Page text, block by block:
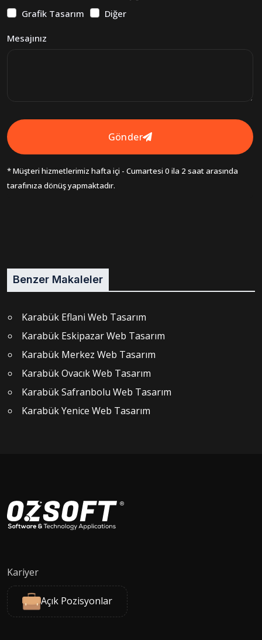
Grafik Tasarım
Diğer
Mesajınız
Gönder
* Müşteri hizmetlerimiz hafta içi - Cumartesi 0 ila 2 saat arasında
tarafınıza dönüş yapmaktadır.
Benzer Makaleler
Karabük Eflani Web Tasarım
Karabük Eskipazar Web Tasarım
Karabük Merkez Web Tasarım
Karabük Ovacık Web Tasarım
Karabük Safranbolu Web Tasarım
Karabük Yenice Web Tasarım
Kariyer
Açık Pozisyonlar